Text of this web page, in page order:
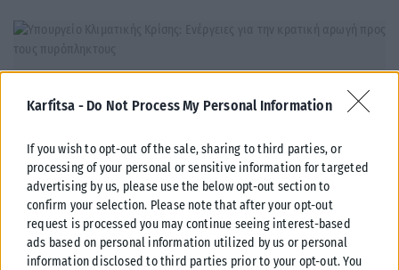
Karfitsa - Do Not Process My Personal Information
If you wish to opt-out of the sale, sharing to third parties, or
processing of your personal or sensitive information for targeted
advertising by us, please use the below opt-out section to
confirm your selection. Please note that after your opt-out
request is processed you may continue seeing interest-based
ads based on personal information utilized by us or personal
information disclosed to third parties prior to your opt-out. You